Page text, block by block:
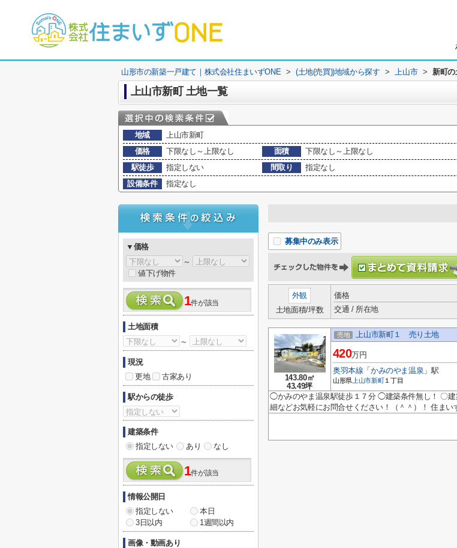
山形市の新築一戸建て｜株式会社住まいずONE > (土地(売買))地域から探す > 上山市 > 新町の
上山市新町 土地一覧
地域
上山市新町
価格
下限なし～上限なし 面積
下限なし～上限なし
駅徒歩
指定しない 間取り
指定なし
設備条件
指定なし
募集中のみ表示
外観
土地面積/坪数
価格
交通 / 所在地
143.80㎡
43.49坪
売地 上山市新町１ 売り土地
420万円
奥羽本線 「かみのやま温泉 」駅
山形県上山市新町 １丁目
◯かみのやま温泉駅徒歩１７分 ◯建築条件無し！ 〇
細などお気軽にお問合せください！（＾＾）！ 住まい
▼価格
～
値下げ物件
1件が該当
土地面積
～
現況
更地
古家あり
駅からの徒歩
建築条件
指定しない
あり なし
1件が該当
情報公開日
指定しない
本日
3日以内
1週間以内
画像・動画あり